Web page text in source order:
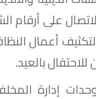
على أرقام
أعمال
بالعيد.
إدارة